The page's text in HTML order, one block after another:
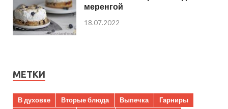
меренгой
18.07.2022
МЕТКИ
В духовке Вторые блюда Выпечка
Гарниры